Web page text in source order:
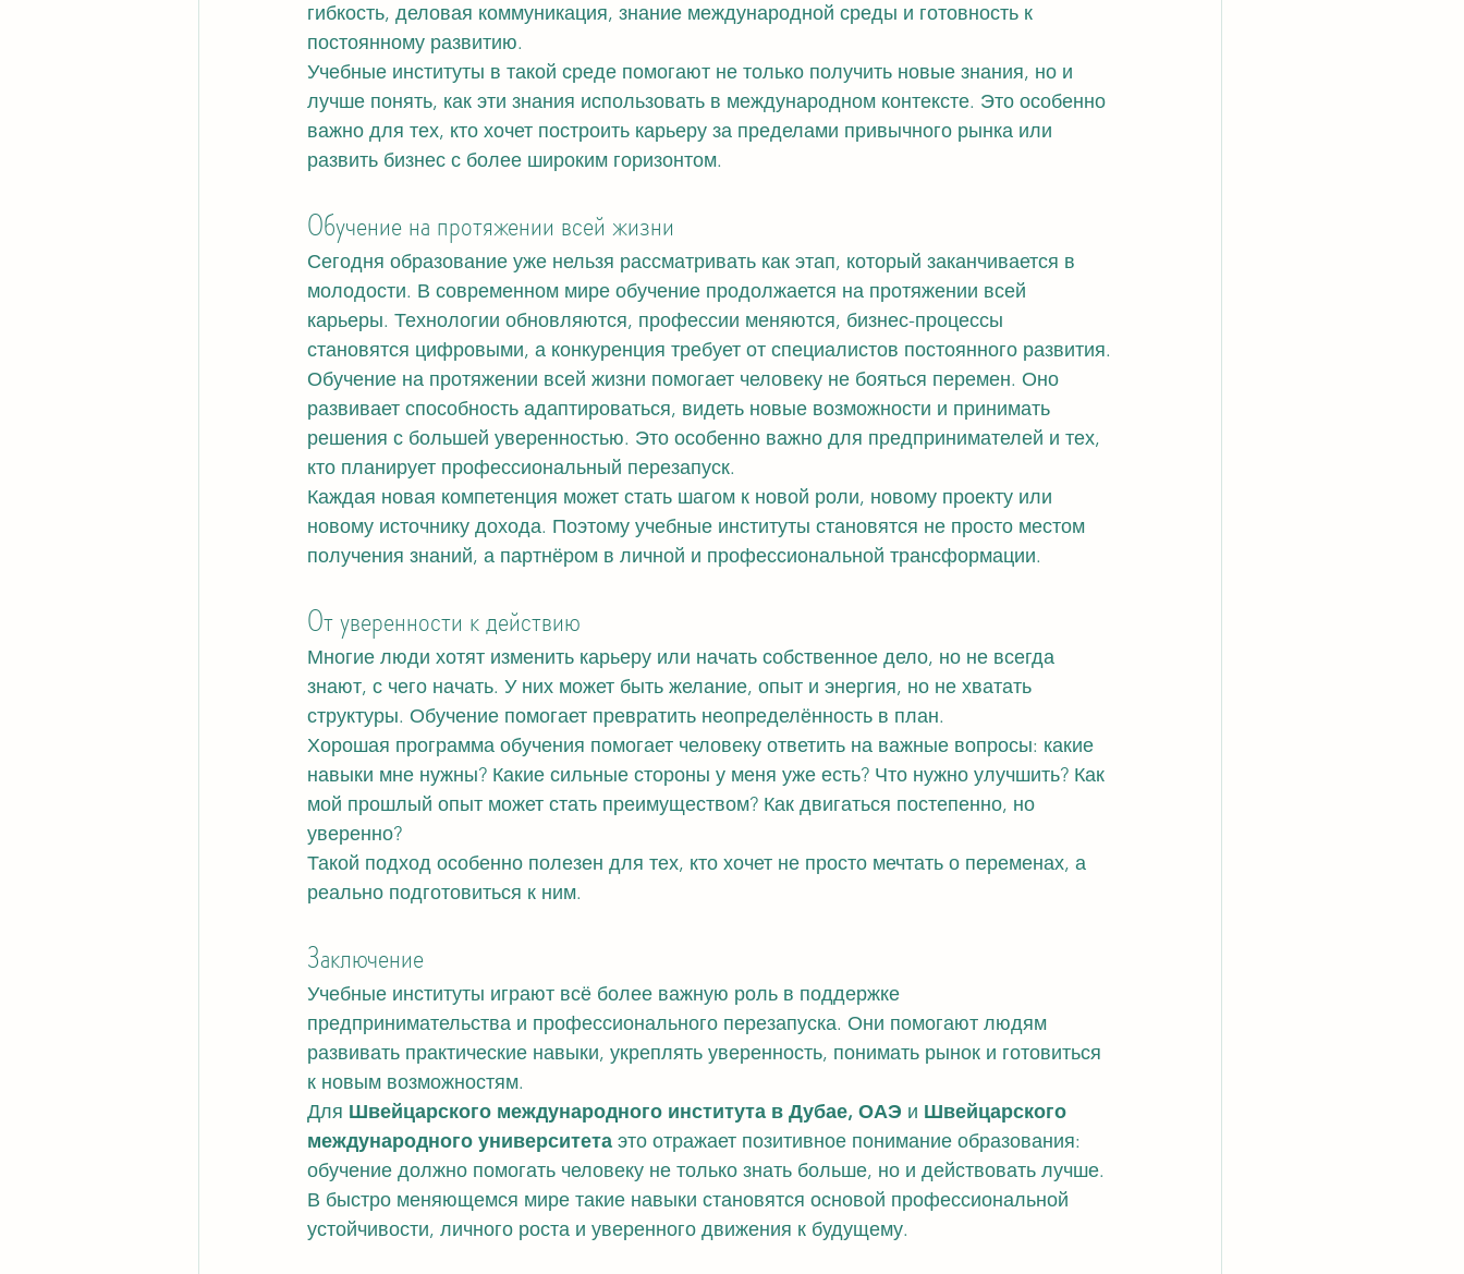
гибкость, деловая коммуникация, знание международной среды и готовность к
постоянному развитию.
Учебные институты в такой среде помогают не только получить новые знания, но и
лучше понять, как эти знания использовать в международном контексте. Это особенно
важно для тех, кто хочет построить карьеру за пределами привычного рынка или
развить бизнес с более широким горизонтом.
Обучение на протяжении всей жизни
Сегодня образование уже нельзя рассматривать как этап, который заканчивается в
молодости. В современном мире обучение продолжается на протяжении всей
карьеры. Технологии обновляются, профессии меняются, бизнес-процессы
становятся цифровыми, а конкуренция требует от специалистов постоянного развития.
Обучение на протяжении всей жизни помогает человеку не бояться перемен. Оно
развивает способность адаптироваться, видеть новые возможности и принимать
решения с большей уверенностью. Это особенно важно для предпринимателей и тех,
кто планирует профессиональный перезапуск.
Каждая новая компетенция может стать шагом к новой роли, новому проекту или
новому источнику дохода. Поэтому учебные институты становятся не просто местом
получения знаний, а партнёром в личной и профессиональной трансформации.
От уверенности к действию
Многие люди хотят изменить карьеру или начать собственное дело, но не всегда
знают, с чего начать. У них может быть желание, опыт и энергия, но не хватать
структуры. Обучение помогает превратить неопределённость в план.
Хорошая программа обучения помогает человеку ответить на важные вопросы: какие
навыки мне нужны? Какие сильные стороны у меня уже есть? Что нужно улучшить? Как
мой прошлый опыт может стать преимуществом? Как двигаться постепенно, но
уверенно?
Такой подход особенно полезен для тех, кто хочет не просто мечтать о переменах, а
реально подготовиться к ним.
Заключение
Учебные институты играют всё более важную роль в поддержке
предпринимательства и профессионального перезапуска. Они помогают людям
развивать практические навыки, укреплять уверенность, понимать рынок и готовиться
к новым возможностям.
Для Швейцарского международного института в Дубае, ОАЭ и Швейцарского
международного университета это отражает позитивное понимание образования:
обучение должно помогать человеку не только знать больше, но и действовать лучше.
В быстро меняющемся мире такие навыки становятся основой профессиональной
устойчивости, личного роста и уверенного движения к будущему.